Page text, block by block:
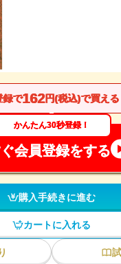
録で162円(税込)で買える
かんたん30秒登録！
会員登録をする
購入手続きに進む
カートに入れる